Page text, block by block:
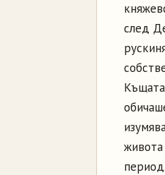
след
период.